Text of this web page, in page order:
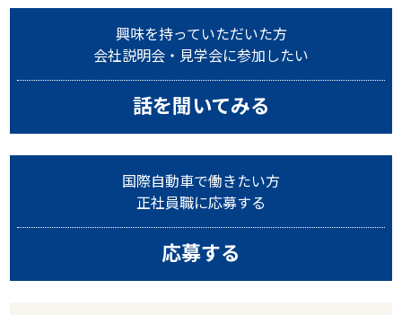
興味を持っていただいた方
会社説明会・見学会に参加したい
話を聞いてみる
国際自動車で働きたい方
正社員職に応募する
応募する